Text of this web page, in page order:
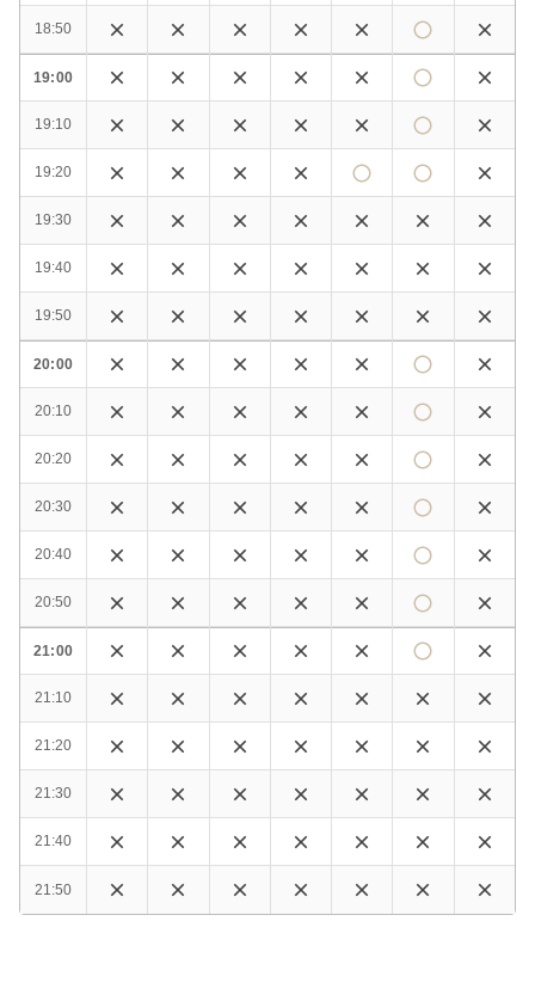
18:50
19:00
19:10
19:20
19:30
19:40
19:50
20:00
20:10
20:20
20:30
20:40
20:50
21:00
21:10
21:20
21:30
21:40
21:50